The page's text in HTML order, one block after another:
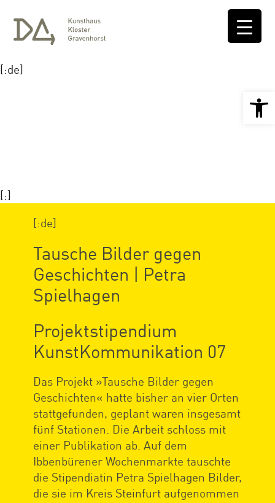
[:de]
[:]
[:de]
Tausche Bilder gegen
Geschichten | Petra
Spielhagen
Projektstipendium
KunstKommunikation 07
Das Projekt »Tausche Bilder gegen
Geschichten« hatte bisher an vier Orten
stattgefunden, geplant waren insgesamt
fünf Stationen. Die Arbeit schloss mit
einer Publikation ab. Auf dem
Ibbenbürener Wochenmarkte tauschte
die Stipendiatin Petra Spielhagen Bilder,
die sie im Kreis Steinfurt aufgenommen